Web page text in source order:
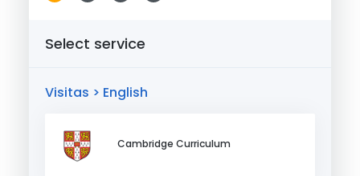
Select service
Visitas > English
Cambridge Curriculum